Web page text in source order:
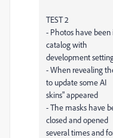
TEST 2
- Photos have
catalog with
development
- When revealing
to update some AI
skins" appeared
- The masks have
closed and opened
several times and